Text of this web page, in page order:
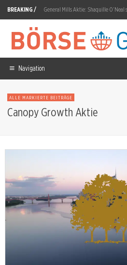
BREAKING / General Mills Aktie: Shaquille O’Neal
Amazon Aktie: CapEx auf 220
Nel ASA Aktie: Iwatani-Vergleich
BYD Aktie: 174.144 Zulassungen
XPeng Aktie: 1,2 Millionen
Navigation
ALLE MARKIERTE BEITRÄGE
Canopy Growth Aktie